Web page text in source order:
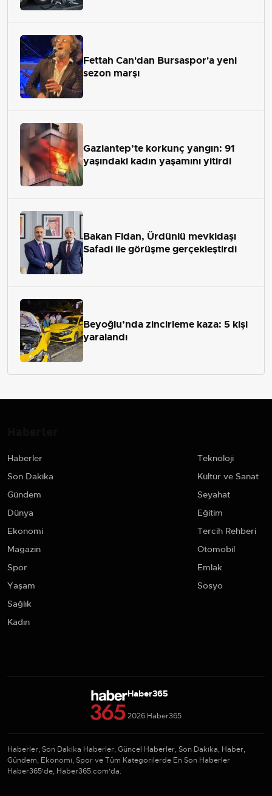
Fettah Can'dan Bursaspor'a yeni
sezon marşı
Gaziantep’te korkunç yangın: 91
yaşındaki kadın yaşamını yitirdi
Bakan Fidan, Ürdünlü mevkidaşı
Safadi ile görüşme gerçekleştirdi
Beyoğlu’nda zincirleme kaza: 5 kişi
yaralandı
Haberler
Son Dakika
Gündem
Dünya
Ekonomi
Magazin
Spor
Yaşam
Sağlık
Kadın
Teknoloji
Kültür ve Sanat
Seyahat
Eğitim
Tercih Rehberi
Otomobil
Emlak
Sosyo
Haber365
2026 Haber365
Haberler, Son Dakika Haberler, Güncel Haberler, Son Dakika, Haber,
Gündem, Ekonomi, Spor ve Tüm Kategorilerde En Son Haberler
Haber365'de, Haber365.com'da.